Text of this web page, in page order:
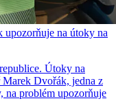
upozorňuje na útoky na
Útoky na
Marek Dvořák, jedna z
na problém upozorňuje